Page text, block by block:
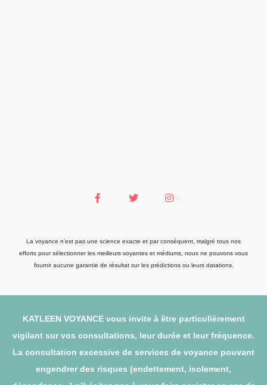
La voyance n'est pas une science exacte et par conséquent, malgré tous nos
efforts pour sélectionner les meilleurs voyantes et médiums, nous ne pouvons vous
fournir aucune garantie de résultat sur les prédictions ou leurs datations.
KATLEEN VOYANCE vous invite à être particulièrement
vigilant sur vos consultations, leur durée et leur fréquence.
La consultation excessive de services de voyance pouvant
engendrer des risques (endettement, isolement,